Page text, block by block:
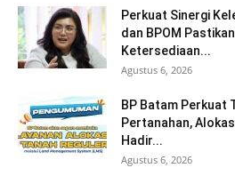
Perkuat Sinergi
dan BPOM
Ketersediaan...
Agustus 6, 2026
BP Batam Perkuat
Pertanahan,
Hadir...
Agustus 6, 2026